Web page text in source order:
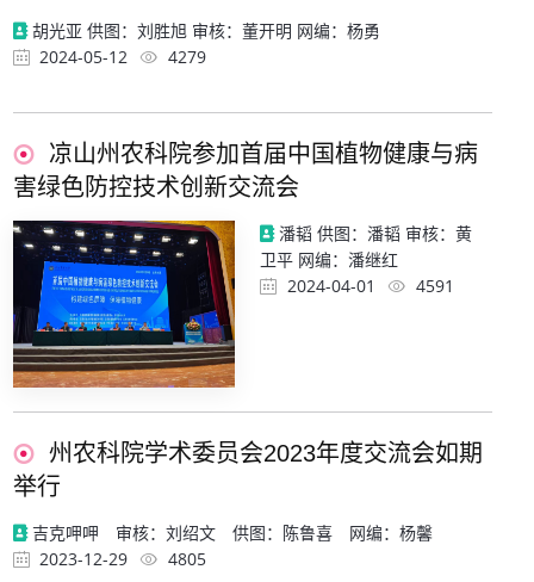
胡光亚 供图：刘胜旭 审核：董开明 网编：杨勇
2024-05-12
4279
凉山州农科院参加首届中国植物健康与病
害绿色防控技术创新交流会
潘韬 供图：潘韬 审核：黄
卫平 网编：潘继红
2024-04-01
4591
州农科院学术委员会2023年度交流会如期
举行
吉克呷呷 审核：刘绍文 供图：陈鲁喜 网编：杨馨
2023-12-29
4805